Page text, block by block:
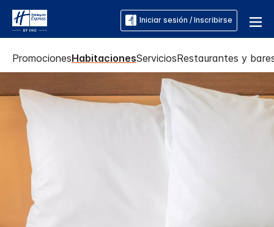
Iniciar sesión / Inscribirse
PromocionesHabitacionesServiciosRestaurantes y